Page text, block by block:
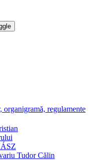
organigramă, regulamente
Tudor Călin